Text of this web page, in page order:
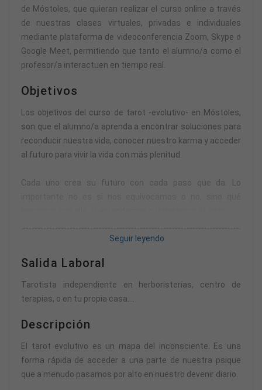
de Móstoles, que quieran realizar el curso online a través
de nuestras clases virtuales, privadas e individuales
mediante plataforma de videoconferencia Zoom, Skype o
Google Meet, permitiendo que tanto el alumno/a como el
profesor/a interactuen en tiempo real.
Objetivos
Los objetivos del curso de tarot -evolutivo- en Móstoles,
son que el alumno/a aprenda a encontrar soluciones para
reconducir nuestra vida, conocer nuestro karma y acceder
al futuro para vivir la vida con más plenitud.
Cada uno crea su futuro con cada paso que da. Lo
Pronto nos olvidamos de que heredamos unos patrones,
etc. Sabiendo esto, cuando una predicción nos parezca
desfavorable, sabremos a la vez, qué podemos hacer para
modificar los resultados de nuestra conducta.
consecuencia lógica de nuestras memorias, patrones y
del túnel, sino que además, nos hagamos responsables al
cien por cien de nuestro futuro.
Seguir leyendo
Salida Laboral
Tarotista independiente en herboristerías, centro de
terapias, o en tu propia casa....
Descripción
El tarot evolutivo es un mapa del inconsciente. Es una
forma rápida de acceder a una parte de nuestra psique
que a menudo pasamos por alto en nuestro devenir diario.